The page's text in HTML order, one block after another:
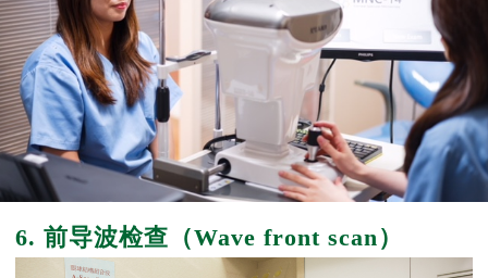
6. 前导波检查（Wave front scan）